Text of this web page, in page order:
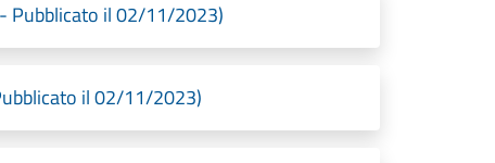
Pubblicato il 02/11/2023)
il 02/11/2023)